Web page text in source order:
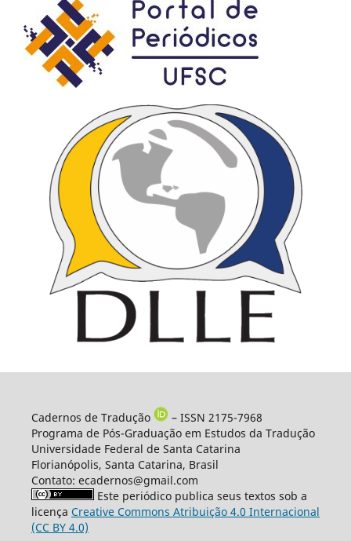
Cadernos de Tradução
– ISSN 2175-7968
Programa de Pós-Graduação em Estudos da Tradução
Universidade Federal de Santa Catarina
Florianópolis, Santa Catarina, Brasil
Contato: ecadernos@gmail.com
Este periódico publica seus textos sob a
licença Creative Commons Atribuição 4.0 Internacional
(CC BY 4.0)